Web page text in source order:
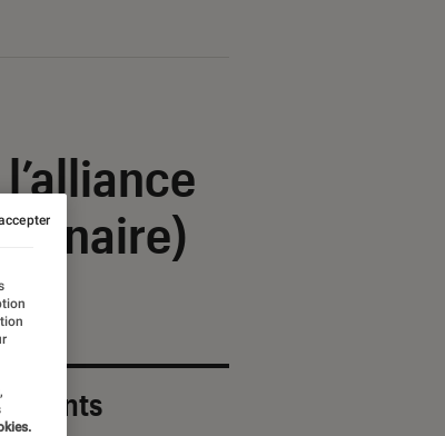
récents